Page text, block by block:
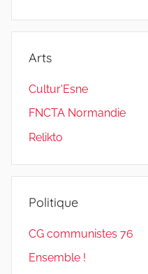
Arts
Cultur'Esne
FNCTA Normandie
Relikto
Politique
CG communistes 76
Ensemble !